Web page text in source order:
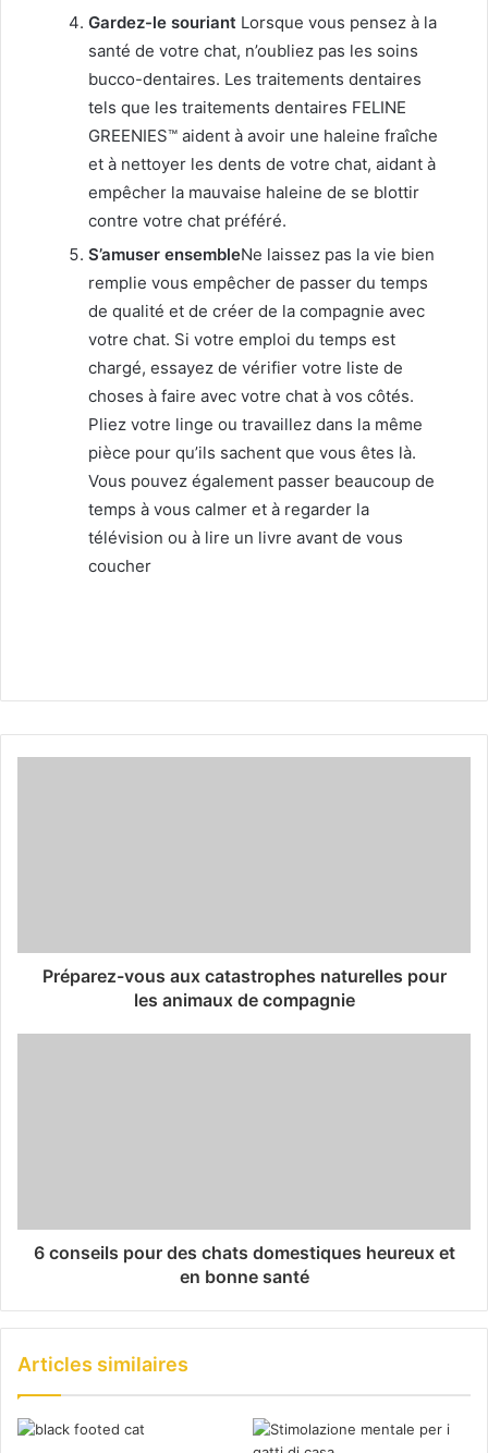
Gardez-le souriant Lorsque vous pensez à la
santé de votre chat, n’oubliez pas les soins
bucco-dentaires. Les traitements dentaires
tels que les traitements dentaires FELINE
GREENIES™ aident à avoir une haleine fraîche
et à nettoyer les dents de votre chat, aidant à
empêcher la mauvaise haleine de se blottir
contre votre chat préféré.
S’amuser ensembleNe laissez pas la vie bien
remplie vous empêcher de passer du temps
de qualité et de créer de la compagnie avec
votre chat. Si votre emploi du temps est
chargé, essayez de vérifier votre liste de
choses à faire avec votre chat à vos côtés.
Pliez votre linge ou travaillez dans la même
pièce pour qu’ils sachent que vous êtes là.
Vous pouvez également passer beaucoup de
temps à vous calmer et à regarder la
télévision ou à lire un livre avant de vous
coucher
Préparez-vous aux catastrophes naturelles pour
les animaux de compagnie
6 conseils pour des chats domestiques heureux et
en bonne santé
Articles similaires